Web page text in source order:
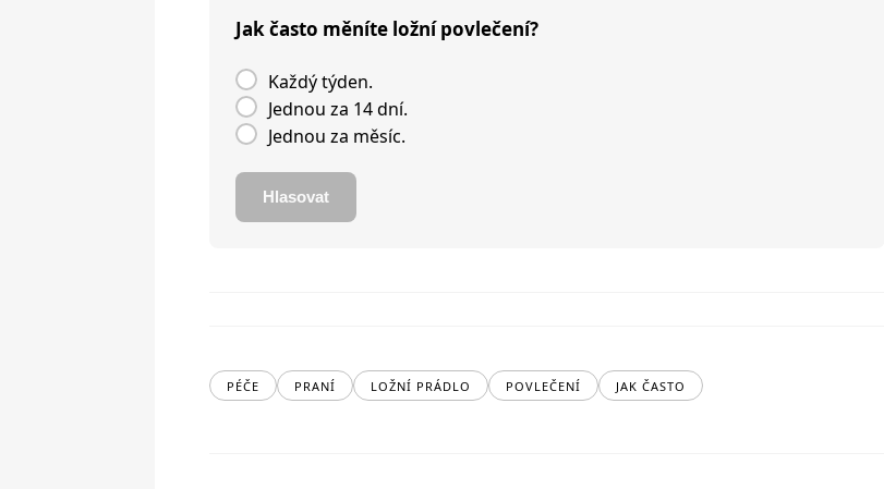
Jak často měníte ložní povlečení?
Každý týden.
Jednou za 14 dní.
Jednou za měsíc.
Hlasovat
PÉČE PRANÍ LOŽNÍ PRÁDLO POVLEČENÍ JAK ČASTO